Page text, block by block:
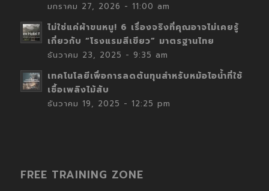
มกราคม 27, 2026 - 11:00 am
ไม่ใช่แค่ผ้าขนหนู! 6 เรื่องจริงที่คุณอาจไม่เคยรู้
เกี่ยวกับ “โรงแรมสีเขียว” มาตรฐานไทย
ธันวาคม 23, 2025 - 9:35 am
เทคโนโลยีเพื่อการลดต้นทุนสำหรับหม้อไอน้ำที่ใช้
เชื้อเพลิงไม้สับ
ธันวาคม 19, 2025 - 12:25 pm
FREE TRAINING ZONE